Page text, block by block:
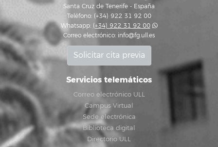
Santa Cruz de Tenerife - España
Teléfono: (+34) 922 31 92 00
Whatsapp: (+34) 922 31 92 00
Correo electrónico: info@fg.ull.es
Solicitar cita previa
Servicios telemáticos
Correo electrónico ULL
Campus Virtual
Sede electrónica
Biblioteca digital
Directorio ULL